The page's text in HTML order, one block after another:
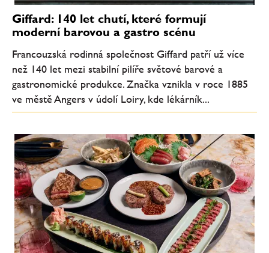
Giffard: 140 let chutí, které formují
moderní barovou a gastro scénu
Francouzská rodinná společnost Giffard patří už více
než 140 let mezi stabilní pilíře světové barové a
gastronomické produkce. Značka vznikla v roce 1885
ve městě Angers v údolí Loiry, kde lékárník...